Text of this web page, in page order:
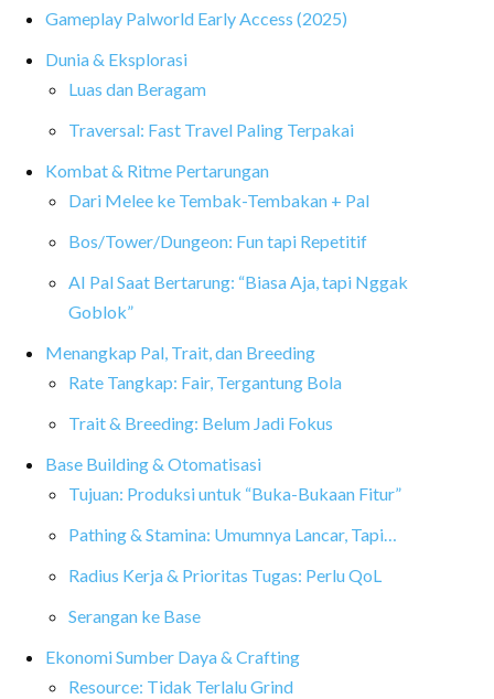
Gameplay Palworld Early Access (2025)
Dunia & Eksplorasi
Luas dan Beragam
Traversal: Fast Travel Paling Terpakai
Kombat & Ritme Pertarungan
Dari Melee ke Tembak-Tembakan + Pal
Bos/Tower/Dungeon: Fun tapi Repetitif
AI Pal Saat Bertarung: “Biasa Aja, tapi Nggak
Goblok”
Menangkap Pal, Trait, dan Breeding
Rate Tangkap: Fair, Tergantung Bola
Trait & Breeding: Belum Jadi Fokus
Base Building & Otomatisasi
Tujuan: Produksi untuk “Buka-Bukaan Fitur”
Pathing & Stamina: Umumnya Lancar, Tapi…
Radius Kerja & Prioritas Tugas: Perlu QoL
Serangan ke Base
Ekonomi Sumber Daya & Crafting
Resource: Tidak Terlalu Grind